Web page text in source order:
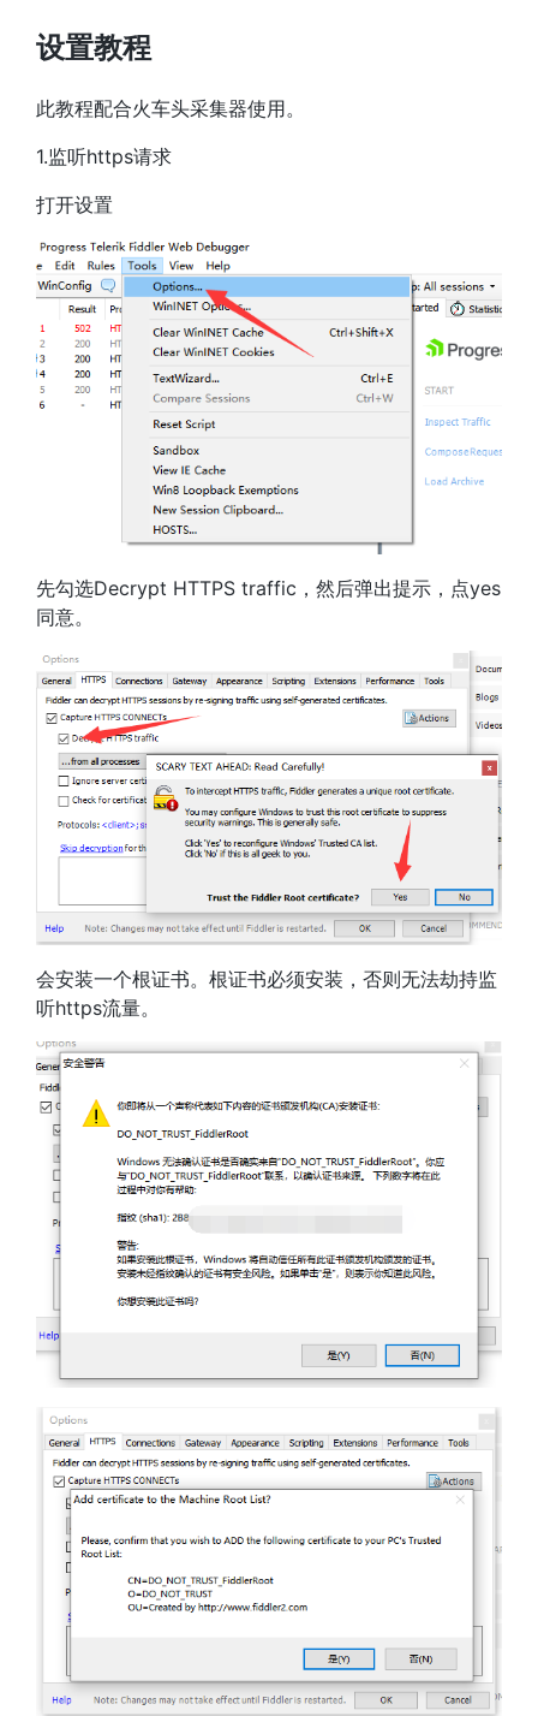
设置教程
此教程配合火车头采集器使用。
1.监听https请求
打开设置
先勾选Decrypt HTTPS traffic，然后弹出提示，点yes
同意。
会安装一个根证书。根证书必须安装，否则无法劫持监
听https流量。